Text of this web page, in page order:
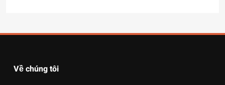
Về chúng tôi